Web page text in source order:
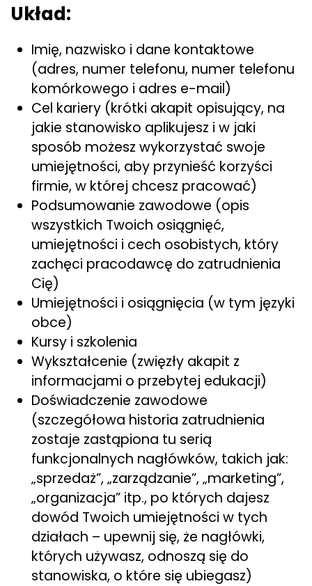
Układ:
Imię, nazwisko i dane kontaktowe
(adres, numer telefonu, numer telefonu
komórkowego i adres e-mail)
Cel kariery (krótki akapit opisujący, na
jakie stanowisko aplikujesz i w jaki
sposób możesz wykorzystać swoje
umiejętności, aby przynieść korzyści
firmie, w której chcesz pracować)
Podsumowanie zawodowe (opis
wszystkich Twoich osiągnięć,
umiejętności i cech osobistych, który
zachęci pracodawcę do zatrudnienia
Cię)
Umiejętności i osiągnięcia (w tym języki
obce)
Kursy i szkolenia
Wykształcenie (zwięzły akapit z
informacjami o przebytej edukacji)
Doświadczenie zawodowe
(szczegółowa historia zatrudnienia
zostaje zastąpiona tu serią
funkcjonalnych nagłówków, takich jak:
„sprzedaż”, „zarządzanie”, „marketing”,
„organizacja” itp., po których dajesz
dowód Twoich umiejętności w tych
działach – upewnij się, że nagłówki,
których używasz, odnoszą się do
stanowiska, o które się ubiegasz)